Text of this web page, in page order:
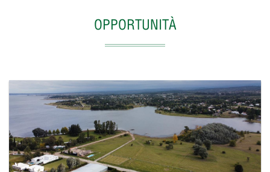
OPPORTUNITÀ